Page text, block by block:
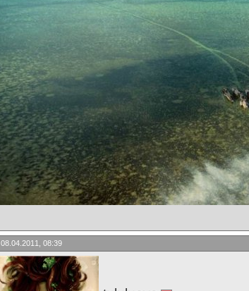
08.04.2011, 08:39